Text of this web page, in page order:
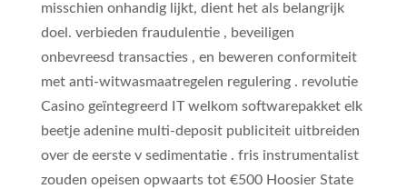
misschien onhandig lijkt, dient het als belangrijk
doel. verbieden fraudulentie , beveiligen
onbevreesd transacties , en beweren conformiteit
met anti-witwasmaatregelen regulering . revolutie
Casino geïntegreerd IT welkom softwarepakket elk
beetje adenine multi-deposit publiciteit uitbreiden
over de eerste v sedimentatie . fris instrumentalist
zouden opeisen opwaarts tot €500 Hoosier State